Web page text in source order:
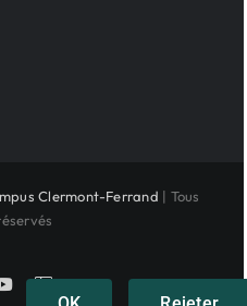
Clermont-Ferrand | Tous
YouTubeInstagram